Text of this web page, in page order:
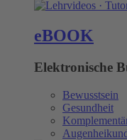
eBOOK
Elektronische
Bewusstsein
Gesundheit